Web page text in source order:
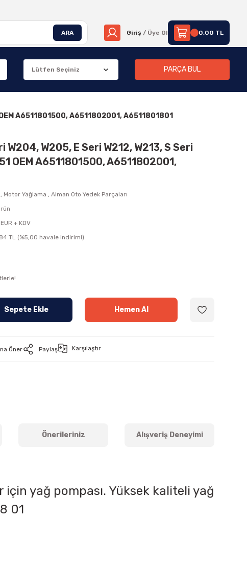
ARA Giriş / Üye Ol 0,00 TL
PARÇA BUL
A6511801500, A6511802001, A6511801801
W204, W205, E Seri W212, W213, S Seri
OEM A6511801500, A6511802001,
, Motor Yağlama ,Alman Oto Yedek Parçaları
+ KDV
TL (%5,00 havale indirimi)
Sepete Ekle Hemen Al
Öner Paylaş Karşılaştır
Önerileriniz Alışveriş Deneyimi
için yağ pompası. Yüksek kaliteli yağ
01